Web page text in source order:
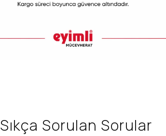
Sıkça Sorulan Sorular